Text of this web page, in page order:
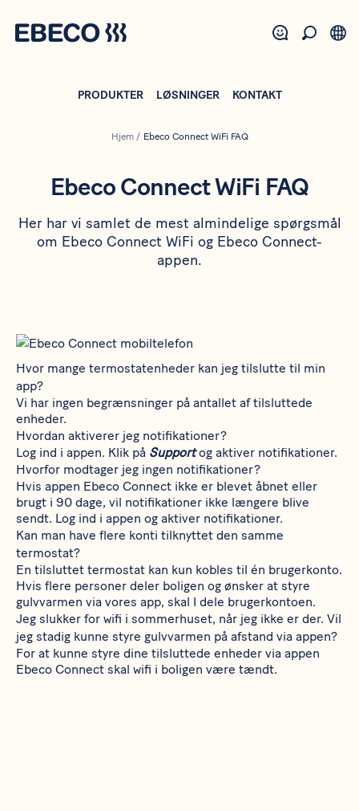
hovedindhold
PRODUKTER LØSNINGER KONTAKT
Hjem/ Ebeco Connect WiFi FAQ
Ebeco Connect WiFi FAQ
Her har vi samlet de mest almindelige spørgsmål
om Ebeco Connect WiFi og Ebeco Connect-
appen.
Hvor mange termostatenheder kan jeg tilslutte til min
app?
Vi har ingen begrænsninger på antallet af tilsluttede
enheder.
Hvordan aktiverer jeg notifikationer?
Log ind i appen. Klik på Supportog aktiver notifikationer.
Hvorfor modtager jeg ingen notifikationer?
Hvis appen Ebeco Connect ikke er blevet åbnet eller
brugt i 90 dage, vil notifikationer ikke længere blive
sendt. Log ind i appen og aktiver notifikationer.
Kan man have flere konti tilknyttet den samme
termostat?
En tilsluttet termostat kan kun kobles til én brugerkonto.
Hvis flere personer deler boligen og ønsker at styre
gulvvarmen via vores app, skal I dele brugerkontoen.
Jeg slukker for wifi i sommerhuset, når jeg ikke er der. Vil
jeg stadig kunne styre gulvvarmen på afstand via appen?
For at kunne styre dine tilsluttede enheder via appen
Ebeco Connect skal wifi i boligen være tændt.